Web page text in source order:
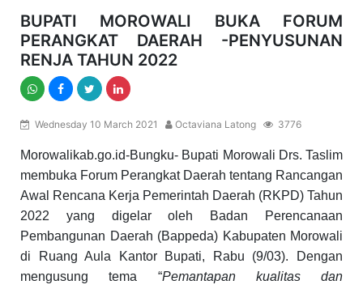
BUPATI MOROWALI BUKA FORUM
PERANGKAT DAERAH -PENYUSUNAN
RENJA TAHUN 2022
Wednesday 10 March 2021 Octaviana Latong 3776
Morowalikab.go.id-Bungku- Bupati Morowali Drs. Taslim
membuka Forum Perangkat Daerah tentang Rancangan
Awal Rencana Kerja Pemerintah Daerah (RKPD) Tahun
2022 yang digelar oleh Badan Perencanaan
Pembangunan Daerah (Bappeda) Kabupaten Morowali
di Ruang Aula Kantor Bupati, Rabu (9/03). Dengan
mengusung tema “Pemantapan kualitas dan